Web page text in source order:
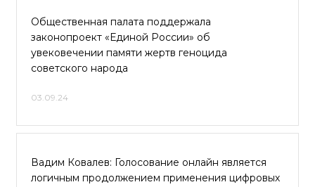
Общественная палата поддержала
законопроект «Единой России» об
увековечении памяти жертв геноцида
советского народа
03.09.24
Вадим Ковалев: Голосование онлайн является
логичным продолжением применения цифровых